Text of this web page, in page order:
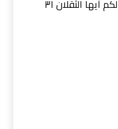
فبأي آلاء ربكما تكذبان ٣٠ سنفرغ لكم أيها الثقلان ٣١